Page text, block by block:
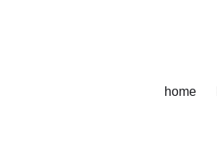
home